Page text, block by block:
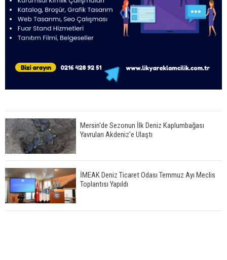
Mersin'de Sezonun İlk Deniz Kaplumbağası
Yavruları Akdeniz'e Ulaştı
İMEAK Deniz Ticaret Odası Temmuz Ayı Meclis
Toplantısı Yapıldı